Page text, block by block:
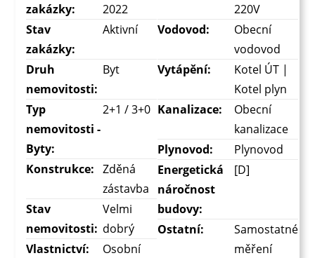
zakázky:
2022
Stav
zakázky:
Aktivní
Druh
nemovitosti:
Byt
Typ
nemovitosti -
Byty:
2+1 / 3+0
Konstrukce:
Zděná
zástavba
Stav
nemovitosti:
Velmi
dobrý
Vlastnictví:
Osobní
220V
Vodovod:
Obecní
vodovod
Vytápění:
Kotel ÚT |
Kotel plyn
Kanalizace:
Obecní
kanalizace
Plynovod:
Plynovod
Energetická
náročnost
budovy:
[D]
Ostatní:
Samostatné
měření